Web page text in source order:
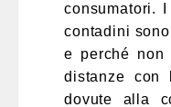
consumatori.
contadini
e perché non
distanze con
dovute alla